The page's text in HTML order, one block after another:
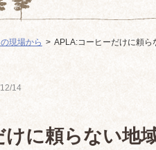
現場から APLA:コーヒーだけに頼ら
14
に頼らない地